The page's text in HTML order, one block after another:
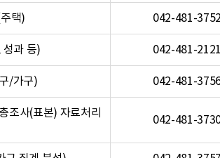
택) 042-481-3752
성과 등) 042-481-2121
/가구) 042-481-
조사(표본) 자료처리
042-481-